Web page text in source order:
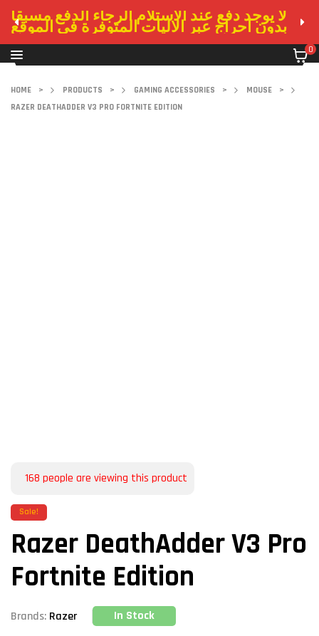
لا يوجد دفع عند الاستلام الرجاء الدفع مسبقا
بدون احراج عبر الاليات المتوفرة في الموقع
0
HOME > PRODUCTS > GAMING ACCESSORIES > MOUSE
>
RAZER DEATHADDER V3 PRO FORTNITE EDITION
168 people are viewing this product
Sale!
Razer DeathAdder V3 Pro
Fortnite Edition
Brands: Razer In Stock